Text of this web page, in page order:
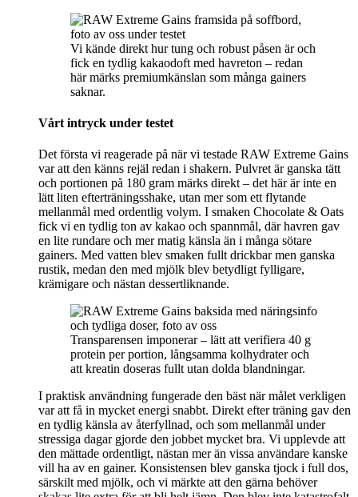
Vi kände direkt hur tung och robust påsen är och
fick en tydlig kakaodoft med havreton – redan
här märks premiumkänslan som många gainers
saknar.
Vårt intryck under testet
Det första vi reagerade på när vi testade RAW Extreme Gains
var att den känns rejäl redan i shakern. Pulvret är ganska tätt
och portionen på 180 gram märks direkt – det här är inte en
lätt liten efterträningsshake, utan mer som ett flytande
mellanmål med ordentlig volym. I smaken Chocolate & Oats
fick vi en tydlig ton av kakao och spannmål, där havren gav
en lite rundare och mer matig känsla än i många sötare
gainers. Med vatten blev smaken fullt drickbar men ganska
rustik, medan den med mjölk blev betydligt fylligare,
krämigare och nästan dessertliknande.
Transparensen imponerar – lätt att verifiera 40 g
protein per portion, långsamma kolhydrater och
att kreatin doseras fullt utan dolda blandningar.
I praktisk användning fungerade den bäst när målet verkligen
var att få in mycket energi snabbt. Direkt efter träning gav den
en tydlig känsla av återfyllnad, och som mellanmål under
stressiga dagar gjorde den jobbet mycket bra. Vi upplevde att
den mättade ordentligt, nästan mer än vissa användare kanske
vill ha av en gainer. Konsistensen blev ganska tjock i full dos,
särskilt med mjölk, och vi märkte att den gärna behöver